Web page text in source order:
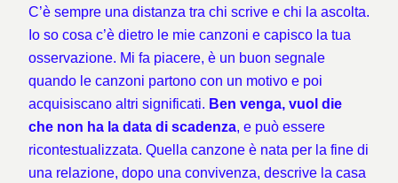
C’è sempre una distanza tra chi scrive e chi la ascolta.
Io so cosa c’è dietro le mie canzoni e capisco la tua
osservazione. Mi fa piacere, è un buon segnale
quando le canzoni partono con un motivo e poi
acquisiscano altri significati. Ben venga, vuol die
che non ha la data di scadenza, e può essere
ricontestualizzata. Quella canzone è nata per la fine di
una relazione, dopo una convivenza, descrive la casa